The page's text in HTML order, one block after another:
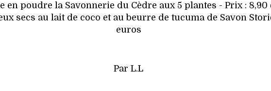
en poudre la Savonnerie du Cèdre aux 5 plantes - Prix : 8,90
secs au lait de coco et au beurre de tucuma de Savon
euros
Par L.L